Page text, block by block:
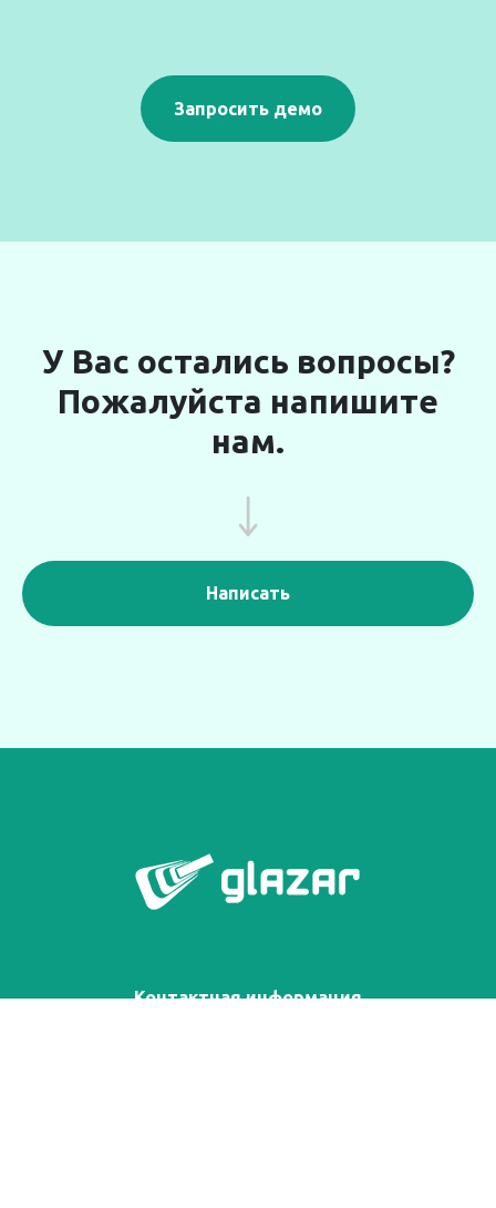
Запросить демо
У Вас остались вопросы?
Пожалуйста напишите
нам.
Написать
Контактная информация